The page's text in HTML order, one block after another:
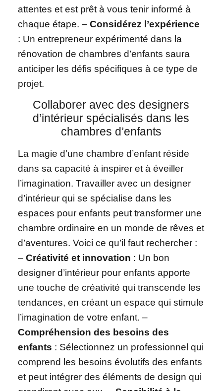
attentes et est prêt à vous tenir informé à
chaque étape. – Considérez l’expérience
: Un entrepreneur expérimenté dans la
rénovation de chambres d’enfants saura
anticiper les défis spécifiques à ce type de
projet.
Collaborer avec des designers
d’intérieur spécialisés dans les
chambres d’enfants
La magie d’une chambre d’enfant réside
dans sa capacité à inspirer et à éveiller
l’imagination. Travailler avec un designer
d’intérieur qui se spécialise dans les
espaces pour enfants peut transformer une
chambre ordinaire en un monde de rêves et
d’aventures. Voici ce qu’il faut rechercher :
– Créativité et innovation : Un bon
designer d’intérieur pour enfants apporte
une touche de créativité qui transcende les
tendances, en créant un espace qui stimule
l’imagination de votre enfant. –
Compréhension des besoins des
enfants : Sélectionnez un professionnel qui
comprend les besoins évolutifs des enfants
et peut intégrer des éléments de design qui